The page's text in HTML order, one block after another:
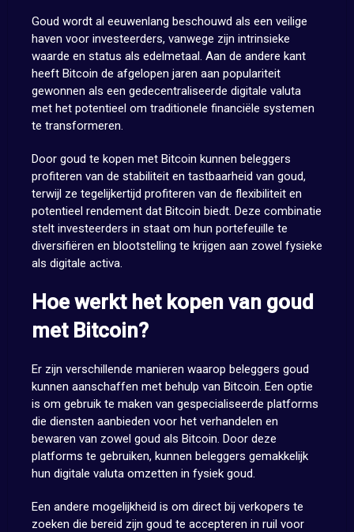
Goud wordt al eeuwenlang beschouwd als een veilige
haven voor investeerders, vanwege zijn intrinsieke
waarde en status als edelmetaal. Aan de andere kant
heeft Bitcoin de afgelopen jaren aan populariteit
gewonnen als een gedecentraliseerde digitale valuta
met het potentieel om traditionele financiële systemen
te transformeren.
Door goud te kopen met Bitcoin kunnen beleggers
profiteren van de stabiliteit en tastbaarheid van goud,
terwijl ze tegelijkertijd profiteren van de flexibiliteit en
potentieel rendement dat Bitcoin biedt. Deze combinatie
stelt investeerders in staat om hun portefeuille te
diversifiëren en blootstelling te krijgen aan zowel fysieke
als digitale activa.
Hoe werkt het kopen van goud
met Bitcoin?
Er zijn verschillende manieren waarop beleggers goud
kunnen aanschaffen met behulp van Bitcoin. Een optie
is om gebruik te maken van gespecialiseerde platforms
die diensten aanbieden voor het verhandelen en
bewaren van zowel goud als Bitcoin. Door deze
platforms te gebruiken, kunnen beleggers gemakkelijk
hun digitale valuta omzetten in fysiek goud.
Een andere mogelijkheid is om direct bij verkopers te
zoeken die bereid zijn goud te accepteren in ruil voor